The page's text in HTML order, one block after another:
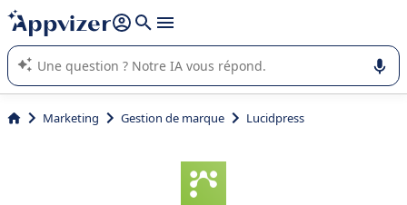
répondre (plusieurs lignes avec
L'IA de Appvizer vous guide dans l'utilisation ou la sélection de
logiciel SaaS en entreprise.
Marketing Gestion de marque Lucidpress